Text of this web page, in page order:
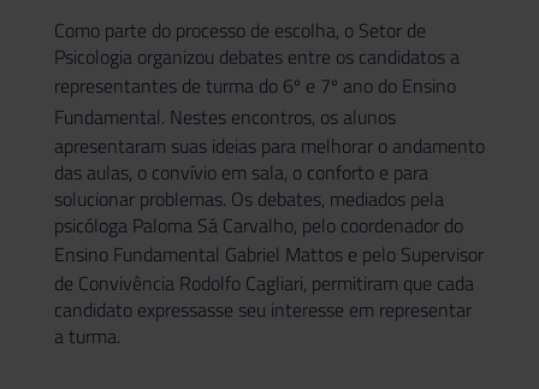
Como parte do processo de escolha, o Setor de
Psicologia organizou debates entre os candidatos a
representantes de turma do 6º e 7º ano do Ensino
Fundamental. Nestes encontros, os alunos
apresentaram suas ideias para melhorar o andamento
das aulas, o convívio em sala, o conforto e para
solucionar problemas. Os debates, mediados pela
psicóloga Paloma Sá Carvalho, pelo coordenador do
Ensino Fundamental Gabriel Mattos e pelo Supervisor
de Convivência Rodolfo Cagliari, permitiram que cada
candidato expressasse seu interesse em representar
a turma.